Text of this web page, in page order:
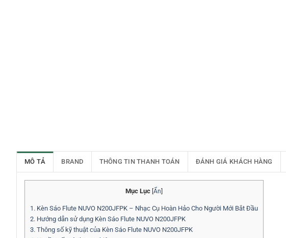
MÔ TẢ BRAND THÔNG TIN THANH TOÁN ĐÁNH GIÁ KHÁCH HÀNG
Mục Lục [Ẩn]
1. Kèn Sáo Flute NUVO N200JFPK – Nhạc Cụ Hoàn Hảo Cho Người Mới Bắt Đầu
2. Hướng dẫn sử dụng Kèn Sáo Flute NUVO N200JFPK
3. Thông số kỹ thuật của Kèn Sáo Flute NUVO N200JFPK